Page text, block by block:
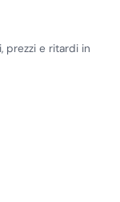
prezzi e ritardi in